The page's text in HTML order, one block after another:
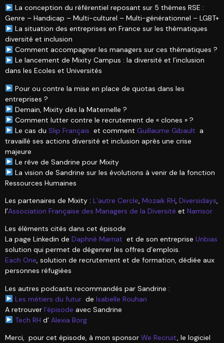
La conception du référentiel reposant sur 5 thèmes RSE :
Genre – Handicap – Multi-culturel – Multi-générationnel – LGBT+
La situation des entreprises en France sur les thématiques
diversité et inclusion
Comment accompagner les managers sur ces thématiques ?
Le lancement de Mixity Campus : la diversité et l’inclusion
dans les Ecoles et Universités
Pour ou contre la mise en place de quotas dans les
entreprises ?
Demain, Mixity dès la Maternelle ?
Comment lutter contre le recrutement de « clones » ?
Le cas du Slip Français et comment Guillaume Gibault a
travaillé ses actions diversité et inclusion après une crise
majeure
Le rêve de Sandrine pour Mixity
La vision de Sandrine sur les évolutions à venir de la fonction
Ressources Humaines
Les partenaires de Mixity : L’autre Cercle, Mozaïk RH, Diversidays,
l’Association Française des Managers de la Diversité et Namsor
Les éléments cités dans cet épisode
La page Linkedin de Daphné Marnat et de son entreprise Unbias
solution qui permet de dégenrer les offres d’emplois.
Each One, solution de recrutement et de formation, dédiée aux
personnes réfugiées
Les autres podcasts recommandés par Sandrine :
Les métiers du futur de Isabelle Rouhan
A retrouver l’épisode avec Sandrine
Tech RH d’ Alexia Borg
Merci, pour cet épisode, à mon sponsor We Recruit, le logiciel